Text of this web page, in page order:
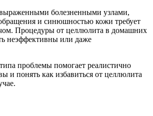
выраженными болезненными узлами,
и синюшностью кожи требует
Процедуры от целлюлита в домашних
неэффективны или даже
проблемы помогает реалистично
и понять как избавиться от целлюлита